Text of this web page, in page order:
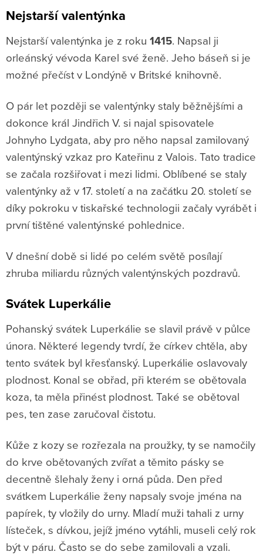
Nejstarší valentýnka
Nejstarší valentýnka je z roku 1415. Napsal ji
orleánský vévoda Karel své ženě. Jeho báseň si je
možné přečíst v Londýně v Britské knihovně.
O pár let později se valentýnky staly běžnějšími a
dokonce král Jindřich V. si najal spisovatele
Johnyho Lydgata, aby pro něho napsal zamilovaný
valentýnský vzkaz pro Kateřinu z Valois. Tato tradice
se začala rozšiřovat i mezi lidmi. Oblíbené se staly
valentýnky až v 17. století a na začátku 20. století se
díky pokroku v tiskařské technologii začaly vyrábět i
první tištěné valentýnské pohlednice.
V dnešní době si lidé po celém světě posílají
zhruba miliardu různých valentýnských pozdravů.
Svátek Luperkálie
Pohanský svátek Luperkálie se slavil právě v půlce
února. Některé legendy tvrdí, že církev chtěla, aby
tento svátek byl křesťanský. Luperkálie oslavovaly
plodnost. Konal se obřad, při kterém se obětovala
koza, ta měla přinést plodnost. Také se obětoval
pes, ten zase zaručoval čistotu.
Kůže z kozy se rozřezala na proužky, ty se namočily
do krve obětovaných zvířat a těmito pásky se
decentně šlehaly ženy i orná půda. Den před
svátkem Luperkálie ženy napsaly svoje jména na
papírek, ty vložily do urny. Mladí muži tahali z urny
lísteček, s dívkou, jejíž jméno vytáhli, museli celý rok
být v páru. Často se do sebe zamilovali a vzali.